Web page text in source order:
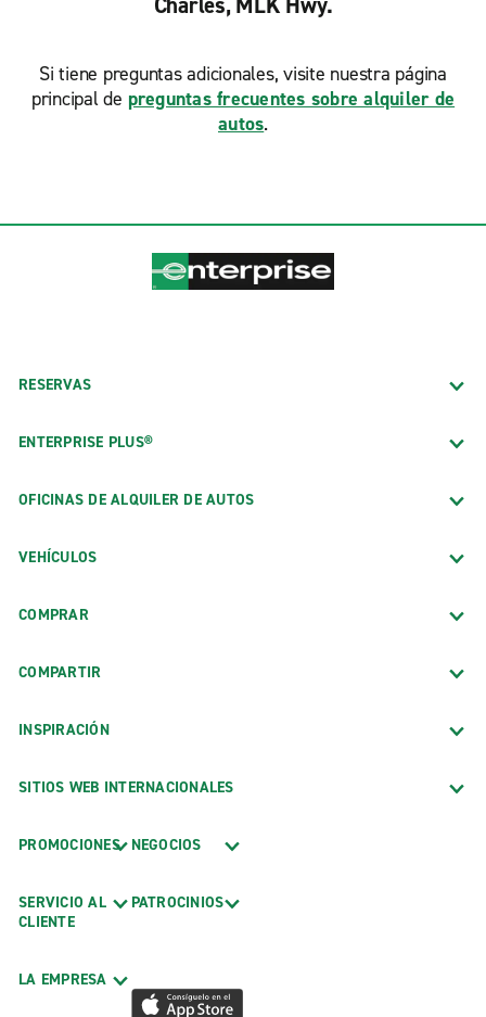
Si tiene preguntas adicionales, visite nuestra página
principal de preguntas frecuentes sobre alquiler de
autos.
RESERVAS
ENTERPRISE PLUS®
OFICINAS DE ALQUILER DE AUTOS
VEHÍCULOS
COMPRAR
COMPARTIR
INSPIRACIÓN
SITIOS WEB INTERNACIONALES
PROMOCIONES
SERVICIO AL
CLIENTE
LA EMPRESA
NEGOCIOS
PATROCINIOS